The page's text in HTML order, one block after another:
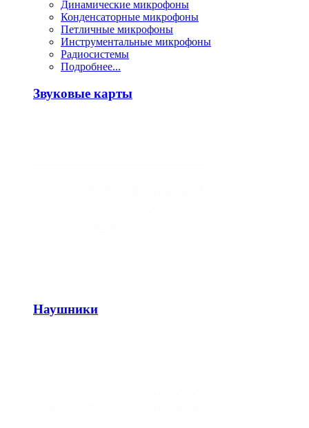
Динамические микрофоны
Конденсаторные микрофоны
Петличные микрофоны
Инструментальные микрофоны
Радиосистемы
Подробнее...
Звуковые карты
Наушники